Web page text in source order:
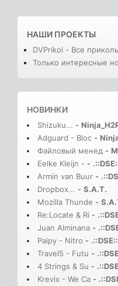
НАШИ ПРОЕКТЫ
DVPrikol - Все
Только интересные
НОВИНКИ
Shizuku... -
Adguard - Bloc -
Файловый менед -
Eelke Kleijn - -
Armin van Buur -
Dropbox... - S.A.T.
Mozilla Thunde -
Re:Locate & Ri -
Juan Alminana -
Paipy - Nitro -
Travel5 - Futu -
4 Strings & Su -
Krevix - We Ca -